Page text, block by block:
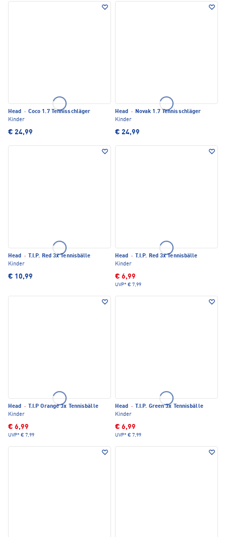
Head · Coco 1.7 Tennisschläger
Kinder
€ 24,99
Head · Novak 1.7 Tennisschläger
Kinder
€ 24,99
Head ·
T.I.P. Red 3x Tennisbälle
Kinder
€ 10,99
Head ·
T.I.P. Red 3x Tennisbälle
Kinder
€ 6,99
UVP* € 7,99
Head ·
T.I.P Orange 3x Tennisbälle
Kinder
€ 6,99
UVP* € 7,99
Head ·
T.I.P. Green 3x Tennisbälle
Kinder
€ 6,99
UVP* € 7,99